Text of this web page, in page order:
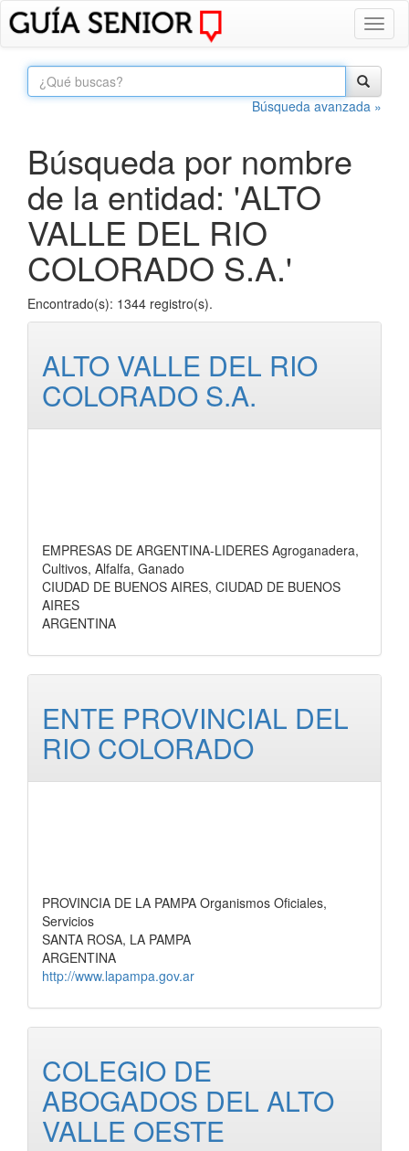
Búsqueda avanzada »
Búsqueda por nombre
de la entidad: 'ALTO
VALLE DEL RIO
COLORADO S.A.'
Encontrado(s): 1344 registro(s).
ALTO VALLE DEL RIO
COLORADO S.A.
EMPRESAS DE ARGENTINA-LIDERES Agroganadera,
Cultivos, Alfalfa, Ganado
CIUDAD DE BUENOS AIRES, CIUDAD DE BUENOS
AIRES
ARGENTINA
ENTE PROVINCIAL DEL
RIO COLORADO
PROVINCIA DE LA PAMPA Organismos Oficiales,
Servicios
SANTA ROSA, LA PAMPA
ARGENTINA
http://www.lapampa.gov.ar
COLEGIO DE
ABOGADOS DEL ALTO
VALLE OESTE